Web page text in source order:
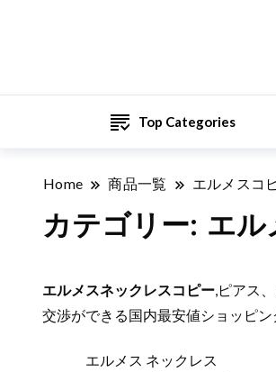
Top Categories
Home 商品一覧 エルメスコ
カテゴリー: エ
エルメスネックレスコピー,ピアス
交渉ができる国内最安値ショッピン
エルメス ネックレス